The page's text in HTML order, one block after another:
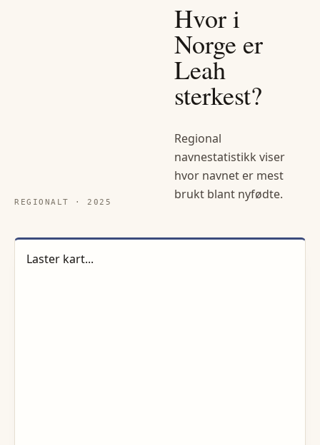
REGIONALT ·2025
Hvor i
Norge er
Leah
sterkest?
Regional
navnestatistikk viser
hvor navnet er mest
brukt blant nyfødte.
Laster kart...